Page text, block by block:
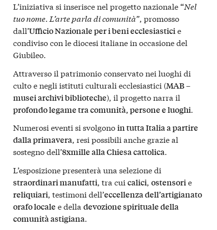
L’iniziativa si inserisce nel progetto nazionale “Nel
tuo nome. L’arte parla di comunità”, promosso
dall’Ufficio Nazionale per i beni ecclesiasticie
condiviso con le diocesi italiane in occasione del
Giubileo.
Attraverso il patrimonio conservato nei luoghi di
culto e negli istituti culturali ecclesiastici (MAB –
musei archivi biblioteche), il progetto narra il
profondo legame tra comunità, persone e luoghi.
Numerosi eventi si svolgonoin tutta Italia a partire
dalla primavera, resi possibili anche grazie al
sostegno dell’8xmille alla Chiesa cattolica.
L’esposizione presenterà una selezione di
straordinari manufatti, tra cui calici, ostensorie
reliquiari, testimoni dell’eccellenza dell’artigianato
orafo locale e della devozione spirituale della
comunità astigiana.